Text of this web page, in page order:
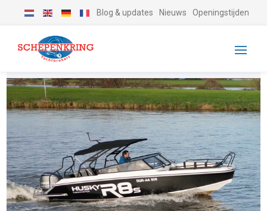
Blog & updates Nieuws Openingstijden